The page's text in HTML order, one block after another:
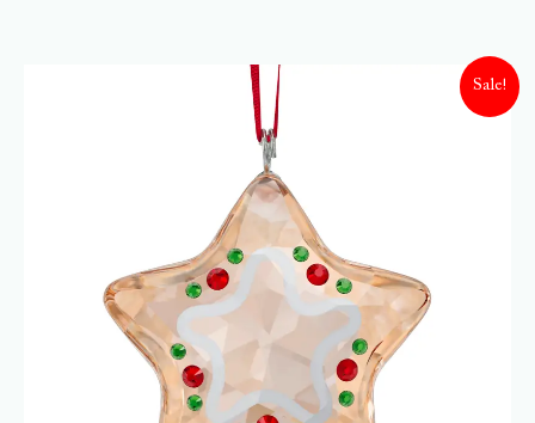
Sale!